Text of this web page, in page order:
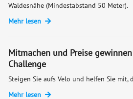
Waldesnähe (Mindestabstand 50 Meter).
Mehr lesen
Mitmachen und Preise
Challenge
Steigen Sie aufs Velo und helfen Sie
Mehr lesen